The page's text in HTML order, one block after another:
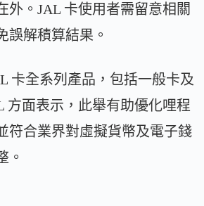
外。JAL 卡使用者需留意相關
誤解積算結果。
卡全系列產品，包括一般卡及
方面表示，此舉有助優化哩程
符合業界對虛擬貨幣及電子錢
。